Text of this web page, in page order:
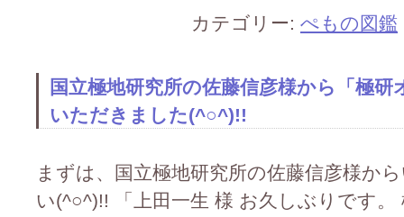
カテゴリー: ぺもの図鑑
国立極地研究所の佐藤信彦様から「極
いただきました(^○^)!!
まずは、国立極地研究所の佐藤信彦様か
い(^○^)!! 「上田一生 様 お久しぶりです